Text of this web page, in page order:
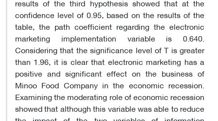
confidence level of 0.95, based on the results of the
table, the path coefficient regarding the electronic
marketing implementation variable is 0.640.
Considering that the significance level of T is greater
than 1.96, it is clear that electronic marketing has a
positive and significant effect on the business of
Minoo Food Company in the economic recession.
Examining the moderating role of economic recession
showed that although this variable was able to reduce